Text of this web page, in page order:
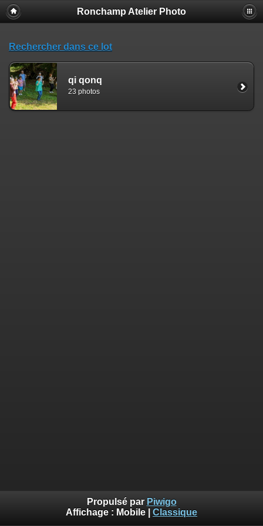
Ronchamp Atelier Photo
Rechercher dans ce lot
qi qonq
23 photos
Propulsé par Piwigo
Affichage : Mobile Classique